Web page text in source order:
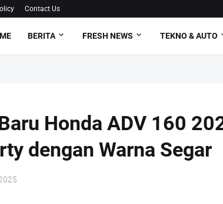
Contact Us
BERITA FRESH NEWS TEKNO & AUTO
Honda ADV 160
dengan Warna Segar